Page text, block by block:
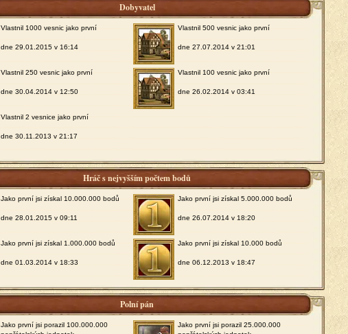
Dobyvatel
Vlastnil 1000 vesnic jako první
dne 29.01.2015 v 16:14
Vlastnil 500 vesnic jako první
dne 27.07.2014 v 21:01
Vlastnil 250 vesnic jako první
dne 30.04.2014 v 12:50
Vlastnil 100 vesnic jako první
dne 26.02.2014 v 03:41
Vlastnil 2 vesnice jako první
dne 30.11.2013 v 21:17
Hráč s nejvyšším počtem bodů
Jako první jsi získal 10.000.000 bodů
dne 28.01.2015 v 09:11
Jako první jsi získal 5.000.000 bodů
dne 26.07.2014 v 18:20
Jako první jsi získal 1.000.000 bodů
dne 01.03.2014 v 18:33
Jako první jsi získal 10.000 bodů
dne 06.12.2013 v 18:47
Polní pán
Jako první jsi porazil 100.000.000
Jako první jsi porazil 25.000.000